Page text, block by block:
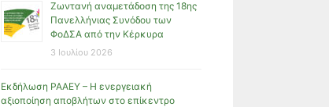
Ζωντανή αναμετάδοση της 18ης
Πανελλήνιας Συνόδου των
ΦοΔΣΑ από την Κέρκυρα
3 Ιουλίου 2026
Εκδήλωση ΡΑΑΕΥ – Η ενεργειακή
αξιοποίηση αποβλήτων στο επίκεντρο